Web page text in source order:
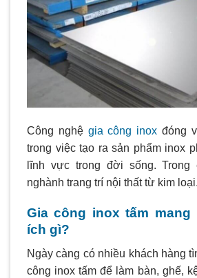
Công nghệ gia công inox đóng
trong việc tạo ra sản phẩm inox
lĩnh vực trong đời sống. Trong
nghành trang trí nội thất từ kim loại.
Gia công inox tấm
ích gì?
Ngày càng có nhiều khách hàng
công inox tấm để làm bàn, ghế,